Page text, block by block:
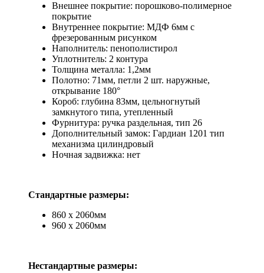
Внешнее покрытие: порошково-полимерное
покрытие
Внутреннее покрытие: МДФ 6мм с
фрезерованным рисунком
Наполнитель: пенополистирол
Уплотнитель: 2 контура
Толщина металла: 1,2мм
Полотно: 71мм, петли 2 шт. наружные,
открывание 180°
Короб: глубина 83мм, цельногнутый
замкнутого типа, утепленный
Фурнитура: ручка раздельная, тип 26
Дополнительный замок: Гардиан 1201 тип
механизма цилиндровый
Ночная задвижка: нет
Стандартные размеры:
860 х 2060мм
960 х 2060мм
Нестандартные размеры: